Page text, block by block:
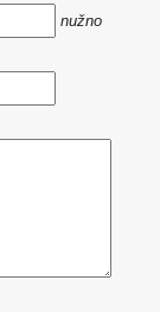
nužno